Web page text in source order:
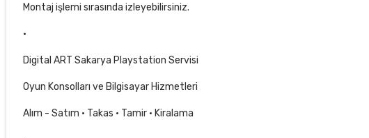
Montaj işlemi sırasında izleyebilirsiniz.
·
Digital ART Sakarya Playstation Servisi
Oyun Konsolları ve Bilgisayar Hizmetleri
Alım - Satım · Takas · Tamir · Kiralama